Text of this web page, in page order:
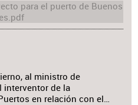
al ministro de
interventor de la
en relación con el…